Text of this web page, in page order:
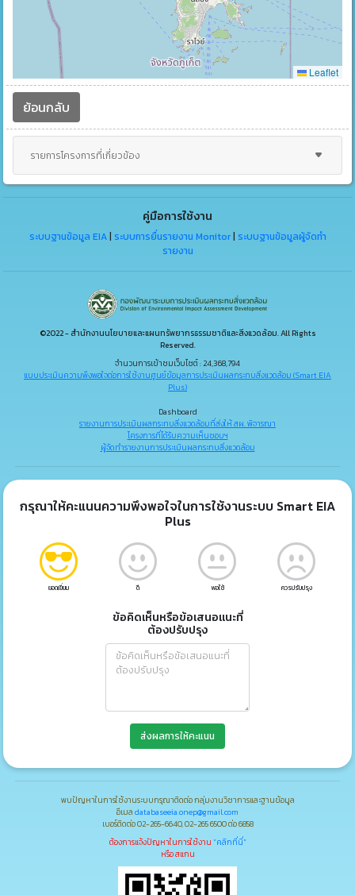
Leaflet
ย้อนกลับ
รายการโครงการที่เกี่ยวข้อง
คู่มือการใช้งาน
ระบบฐานข้อมูล EIA| ระบบการยื่นรายงาน Monitor| ระบบฐานข้อมูลผู้จัดทำ
รายงาน
©2022 - สำนักงานนโยบายและแผนทรัพยากรธรรมชาติและสิ่งแวดล้อม. All Rights
Reserved.
จำนวนการเข้าชมเว็บไซต์ : 24,368,794
แบบประเมินความพึงพอใจต่อการใช้งานศูนย์ข้อมูลการประเมินผลกระทบสิ่งแวดล้อม (Smart EIA
Plus)
Dashboard
รายงานการประเมินผลกระทบสิ่งแวดล้อมที่ส่งให้ สผ. พิจารณา
โครงการที่ได้รับความเห็นชอบฯ
ผู้จัดทำรายงานการประเมินผลกระทบสิ่งแวดล้อม
กรุณาให้คะแนนความพึงพอใจในการใช้งานระบบ Smart EIA
Plus
ยอดเยี่ยม ดี พอใช้ ควรปรับปรุง
ข้อคิดเห็นหรือข้อเสนอแนะที่
ต้องปรับปรุง
ส่งผลการให้คะแนน
พบปัญหาในการใช้งานระบบกรุณาติดต่อ กลุ่มงานวิชาการและฐานข้อมูล
อีเมล databaseeia.onep@gmail.com
เบอร์ติดต่อ 02-265-6640, 02-265 6500 ต่อ 6858
ต้องการแจ้งปัญหาในการใช้งาน "คลิกที่นี่"
หรือ สแกน